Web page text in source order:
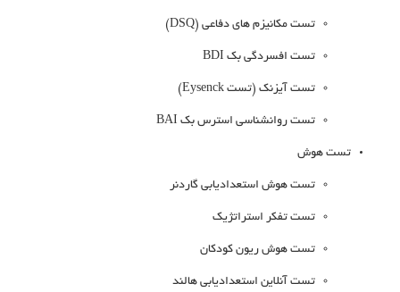
تست مکانیزم های دفاعی (DSQ)
تست افسردگی بک BDI
تست آیزنک (تست Eysenck)
تست روانشناسی استرس بک BAI
تست هوش
تست هوش استعدادیابی گاردنر
تست تفکر استراتژیک
تست هوش ریون کودکان
تست آنلاین استعدادیابی هالند